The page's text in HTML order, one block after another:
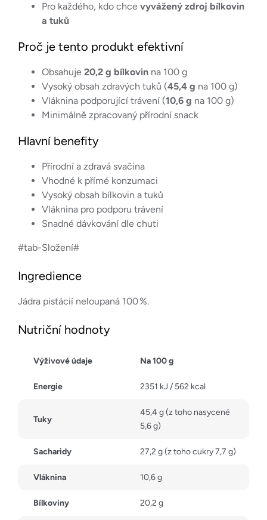
Pro každého, kdo chce vyvážený zdroj bílkovin
a tuků
Proč je tento produkt efektivní
Obsahuje 20,2 g bílkovin na 100 g
Vysoký obsah zdravých tuků (45,4 g na 100 g)
Vláknina podporující trávení (10,6 g na 100 g)
Minimálně zpracovaný přírodní snack
Hlavní benefity
Přírodní a zdravá svačina
Vhodné k přímé konzumaci
Vysoký obsah bílkovin a tuků
Vláknina pro podporu trávení
Snadné dávkování dle chuti
#tab-Složení#
Ingredience
Jádra pistácií neloupaná 100 %.
Nutriční hodnoty
Výživové údaje Na 100 g
Energie 2351 kJ / 562 kcal
Tuky
45,4 g (z toho nasycené
5,6 g)
Sacharidy 27,2 g (z toho cukry 7,7 g)
Vláknina 10,6 g
Bílkoviny 20,2 g